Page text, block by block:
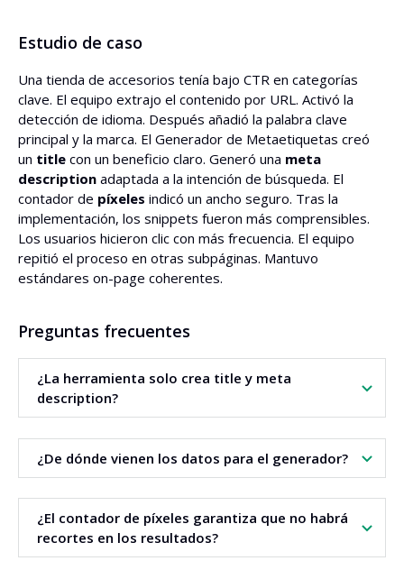
Estudio de caso
Una tienda de accesorios tenía bajo CTR en categorías
clave. El equipo extrajo el contenido por URL. Activó la
detección de idioma. Después añadió la palabra clave
principal y la marca. El Generador de Metaetiquetas creó
un title con un beneficio claro. Generó una meta
description adaptada a la intención de búsqueda. El
contador de píxeles indicó un ancho seguro. Tras la
implementación, los snippets fueron más comprensibles.
Los usuarios hicieron clic con más frecuencia. El equipo
repitió el proceso en otras subpáginas. Mantuvo
estándares on-page coherentes.
Preguntas frecuentes
¿La herramienta solo crea title y meta
description?
Sí. El generador se centra en dos metaetiquetas. Gracias a
ello perfecciona el mensaje y la legibilidad.
¿De dónde vienen los datos para el generador?
La herramienta utiliza datos de losresultados de
búsqueda. Analiza palabras frecuentemente usadas en
títulos y descripciones.
¿El contador de píxeles garantiza que no habrá
recortes en los resultados?